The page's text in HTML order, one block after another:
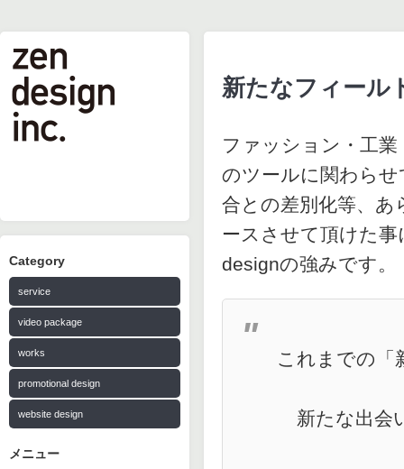
Category
service
video package
works
promotional design
website design
メニュー
新たなフィール
ファッション・工業
のツールに関わら
合との差別化等、
ースさせて頂けた
designの強みです。
これまでの「
新たな出会